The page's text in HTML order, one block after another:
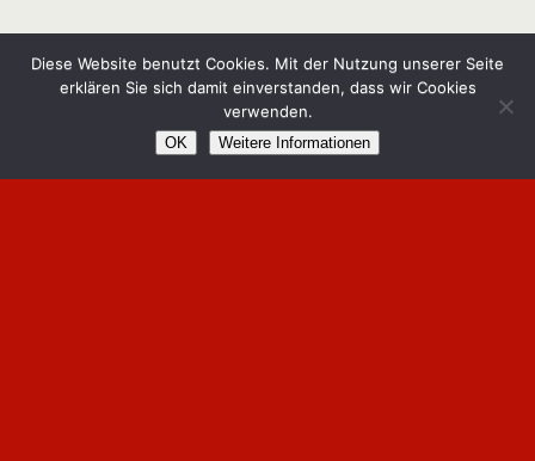
Diese Website benutzt Cookies. Mit der Nutzung unserer Seite
erklären Sie sich damit einverstanden, dass wir Cookies
verwenden.
OK Weitere Informationen